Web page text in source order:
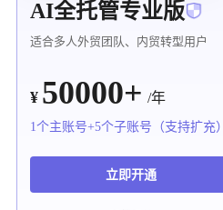
AI全托管专业版
适合多人外贸团队、内贸转型用户
¥ 50000+ /年
1个主账号+5个子账号（支持扩充）
立即开通